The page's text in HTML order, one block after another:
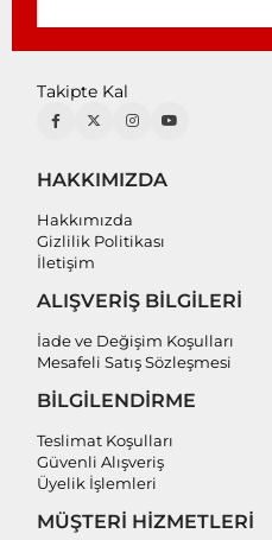
Takipte Kal
HAKKIMIZDA
Hakkımızda
Gizlilik Politikası
İletişim
ALIŞVERİŞ BİLGİLERİ
İade ve Değişim Koşulları
Mesafeli Satış Sözleşmesi
BİLGİLENDİRME
Teslimat Koşulları
Güvenli Alışveriş
Üyelik İşlemleri
MÜŞTERİ HİZMETLERİ